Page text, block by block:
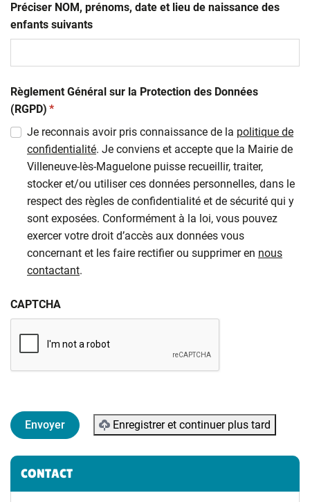
Préciser NOM, prénoms, date et lieu de naissance des
enfants suivants
Règlement Général sur la Protection des Données
(RGPD) (obligatoire)
*
Je reconnais avoir pris connaissance de la politique de
confidentialité. Je conviens et accepte que la Mairie de
Villeneuve-lès-Maguelone puisse recueillir, traiter,
stocker et/ou utiliser ces données personnelles, dans le
respect des règles de confidentialité et de sécurité qui y
sont exposées. Conformément à la loi, vous pouvez
exercer votre droit d’accès aux données vous
concernant et les faire rectifier ou supprimer en nous
contactant.
CAPTCHA
Enregistrer et continuer plus tard
Informations complémentaires
CONTACT